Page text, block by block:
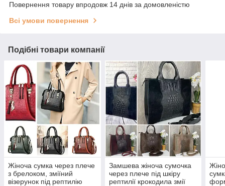
Повернення товару впродовж 14 днів за домовленістю
Всі умови повернення
Подібні товари компанії
Жіноча сумка через плече
з брелоком, зміїний
візерунок під рептилію
Замшева жіноча сумочка
через плече під шкіру
рептилії крокодила змії